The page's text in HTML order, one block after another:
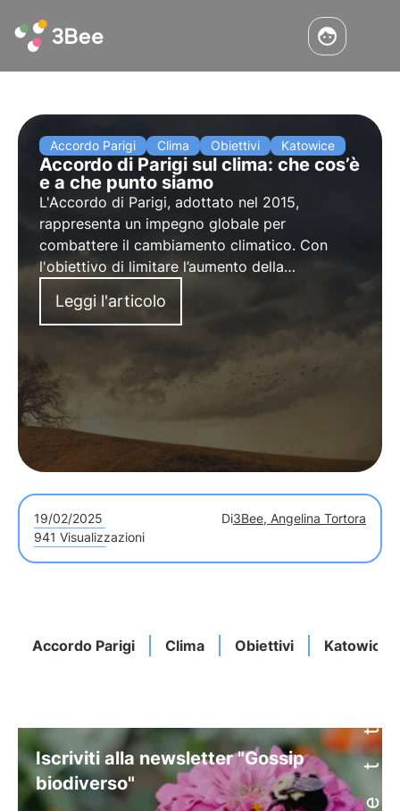
Accordo Parigi Clima Obiettivi Katowice
Accordo di Parigi sul clima: che cos’è
e a che punto siamo
L'Accordo di Parigi, adottato nel 2015,
rappresenta un impegno globale per
combattere il cambiamento climatico. Con
l'obiettivo di limitare l’aumento della
stabilisce misure concrete per ridurre le
emissioni di gas serra e favorire politiche di
Leggi l'articolo
19/02/2025 Di3Bee, Angelina Tortora
941 Visualizzazioni
Accordo Parigi Clima Obiettivi Katowice
Iscriviti alla newsletter "Gossip
biodiverso"